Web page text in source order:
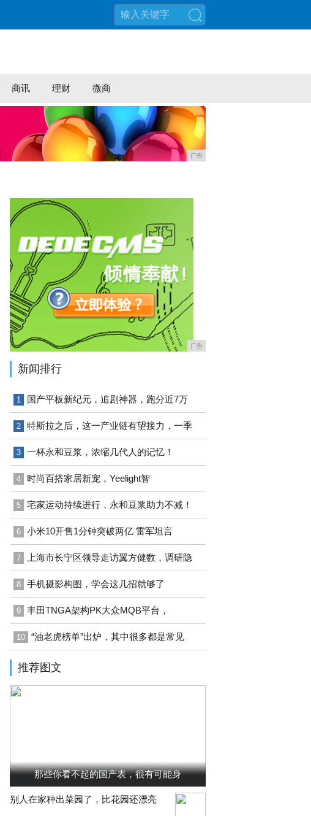
商讯 理财 微商
广告
广告
新闻排行
1 国产平板新纪元，追剧神器，跑分近7万
2 特斯拉之后，这一产业链有望接力，一季
3 一杯永和豆浆，浓缩几代人的记忆！
4 时尚百搭家居新宠，Yeelight智
5 宅家运动持续进行，永和豆浆助力不减！
6 小米10开售1分钟突破两亿 雷军坦言
7 上海市长宁区领导走访翼方健数，调研隐
8 手机摄影构图，学会这几招就够了
9 丰田TNGA架构PK大众MQB平台，
10 “油老虎榜单”出炉，其中很多都是常见
推荐图文
那些你看不起的国产表，很有可能身
别人在家种出菜园了，比花园还漂亮